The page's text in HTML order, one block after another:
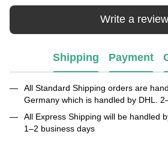
Write a review
Shipping Payment
All Standard Shipping orders are
Germany which is handled by DHL.
All Express Shipping will be handled
1–2 business days